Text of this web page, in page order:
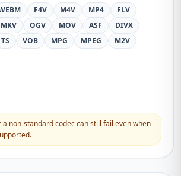
F4V M4V MP4
FLV
MKV OGV MOV ASF
DIVX
TS VOB MPG MPEG
M2V
non-standard codec can still fail even when